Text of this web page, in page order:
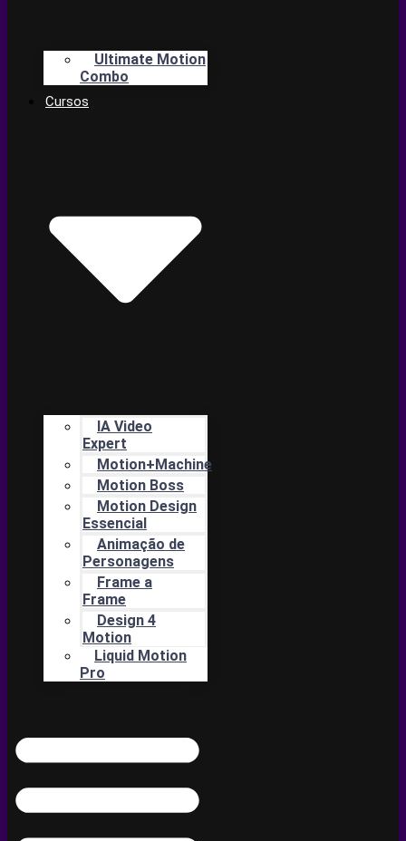
Ultimate Motion
Combo
Cursos
IA Video
Expert
Motion+Machine
Motion Boss
Motion Design
Essencial
Animação de
Personagens
Frame a
Frame
Design 4
Motion
Liquid Motion
Pro